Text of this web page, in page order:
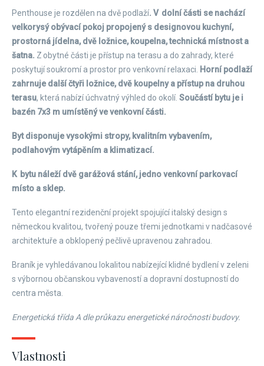
Penthouse je rozdělen na dvě podlaží. V dolní části se nachází
velkorysý obývací pokoj propojený s designovou kuchyní,
prostorná jídelna, dvě ložnice, koupelna, technická místnost a
šatna. Z obytné části je přístup na terasu a do zahrady, které
poskytují soukromí a prostor pro venkovní relaxaci.
Horní podlaží
zahrnuje další čtyři ložnice, dvě koupelny a přístup na druhou
terasu, která nabízí úchvatný výhled do okolí. Součástí bytu je i
bazén 7x3 m umístěný ve venkovní části.
Byt disponuje vysokými stropy, kvalitním vybavením,
podlahovým vytápěním a klimatizací.
K bytu náleží dvě garážová stání, jedno venkovní parkovací
místo a sklep.
Tento elegantní rezidenční projekt spojující italský design s
německou kvalitou, tvořený pouze třemi jednotkami v nadčasové
architektuře a obklopený pečlivě upravenou zahradou.
Braník je vyhledávanou lokalitou nabízející klidné bydlení v zeleni
s výbornou občanskou vybaveností a dopravní dostupností do
centra města.
Energetická třída A dle průkazu energetické náročnosti budovy.
Vlastnosti